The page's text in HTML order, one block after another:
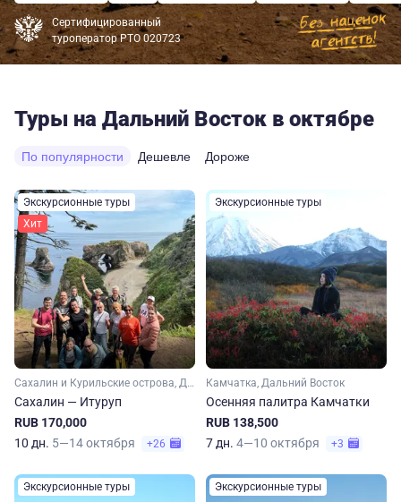
Сертифицированный
туроператор РТО 020723
Туры на Дальний Восток в октябре
По популярности Дешевле Дороже
Экскурсионные туры
Хит
Сахалин и Курильские острова, Дальний Восток
Сахалин — Итуруп
RUB 170,000
10 дн. 5—14 октября +26
Экскурсионные туры
Камчатка, Дальний Восток
Осенняя палитра Камчатки
RUB 138,500
7 дн. 4—10 октября +3
Экскурсионные туры Экскурсионные туры